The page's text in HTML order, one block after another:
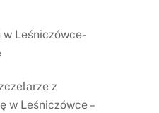
Leśniczówce-
z
w Leśniczówce –